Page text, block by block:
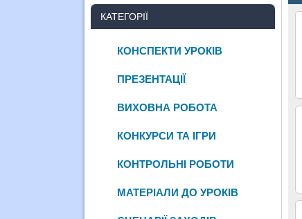
КАТЕГОРІЇ
КОНСПЕКТИ УРОКІВ
ПРЕЗЕНТАЦІЇ
ВИХОВНА РОБОТА
КОНКУРСИ ТА ІГРИ
КОНТРОЛЬНІ РОБОТИ
МАТЕРІАЛИ ДО УРОКІВ